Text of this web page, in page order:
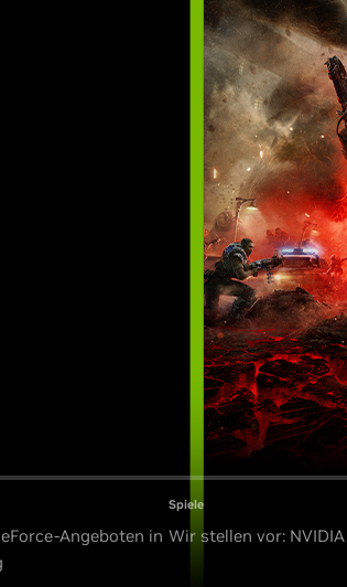
Angeboten in
Spiele
Wir stellen vor: